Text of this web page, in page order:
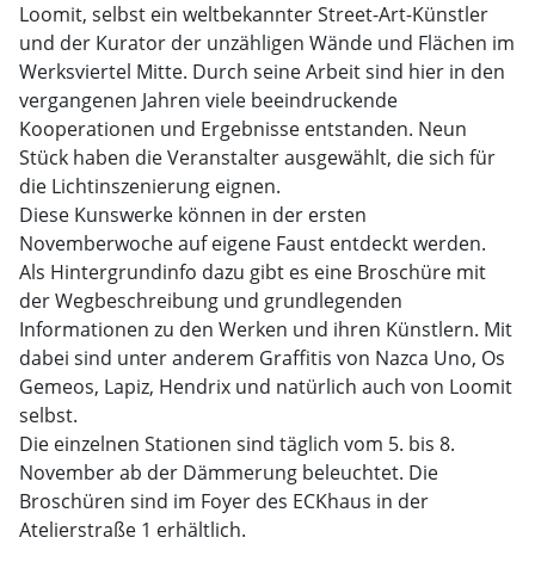
Loomit, selbst ein weltbekannter Street-Art-Künstler
und der Kurator der unzähligen Wände und Flächen im
Werksviertel Mitte. Durch seine Arbeit sind hier in den
vergangenen Jahren viele beeindruckende
Kooperationen und Ergebnisse entstanden. Neun
Stück haben die Veranstalter ausgewählt, die sich für
die Lichtinszenierung eignen.
Diese Kunswerke können in der ersten
Novemberwoche auf eigene Faust entdeckt werden.
Als Hintergrundinfo dazu gibt es eine Broschüre mit
der Wegbeschreibung und grundlegenden
Informationen zu den Werken und ihren Künstlern. Mit
dabei sind unter anderem Graffitis von Nazca Uno, Os
Gemeos, Lapiz, Hendrix und natürlich auch von Loomit
selbst.
Die einzelnen Stationen sind täglich vom 5. bis 8.
November ab der Dämmerung beleuchtet. Die
Broschüren sind im Foyer des ECKhaus in der
Atelierstraße 1 erhältlich.